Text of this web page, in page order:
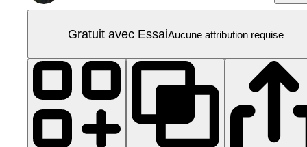
Gratuit avec EssaiAucune attribution requise